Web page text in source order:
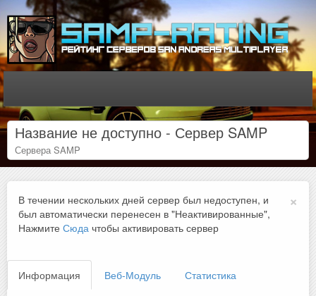
Название не доступно - Сервер SAMP
Сервера SAMP
×
В течении нескольких дней сервер был недоступен, и
был автоматически перенесен в "Неактивированные",
Нажмите Сюда чтобы активировать сервер
Информация Веб-Модуль Статистика